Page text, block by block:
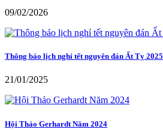
09/02/2026
Thông báo lịch nghỉ tết nguyên đán Ất Tỵ 2025
21/01/2025
Hội Thảo Gerhardt Năm 2024